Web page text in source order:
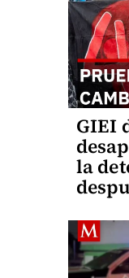
GIEI
la